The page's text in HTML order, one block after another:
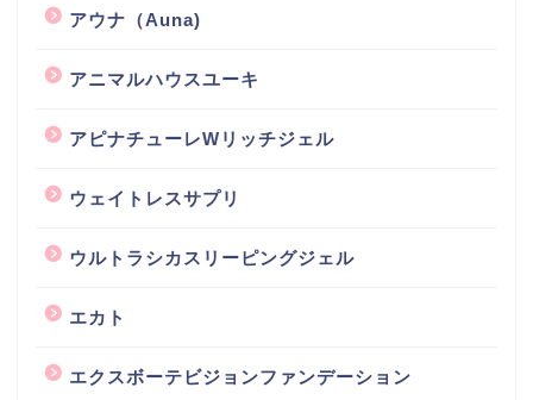
アウナ（Auna)
アニマルハウスユーキ
アピナチューレWリッチジェル
ウェイトレスサプリ
ウルトラシカスリーピングジェル
エカト
エクスボーテビジョンファンデーション